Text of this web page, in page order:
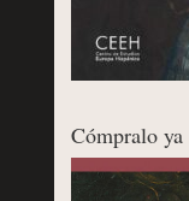
Cómpralo ya